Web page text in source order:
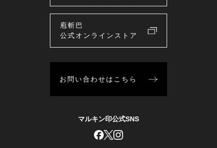
庖斬巴
公式オンラインストア
お問い合わせはこちら
マルキン印公式SNS